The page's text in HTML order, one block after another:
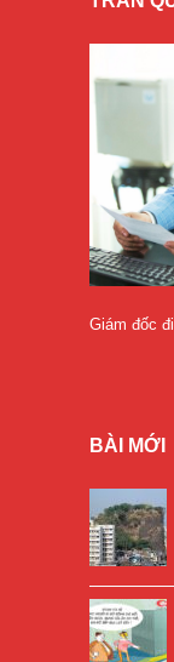
Giám đốc
BÀI MỚI